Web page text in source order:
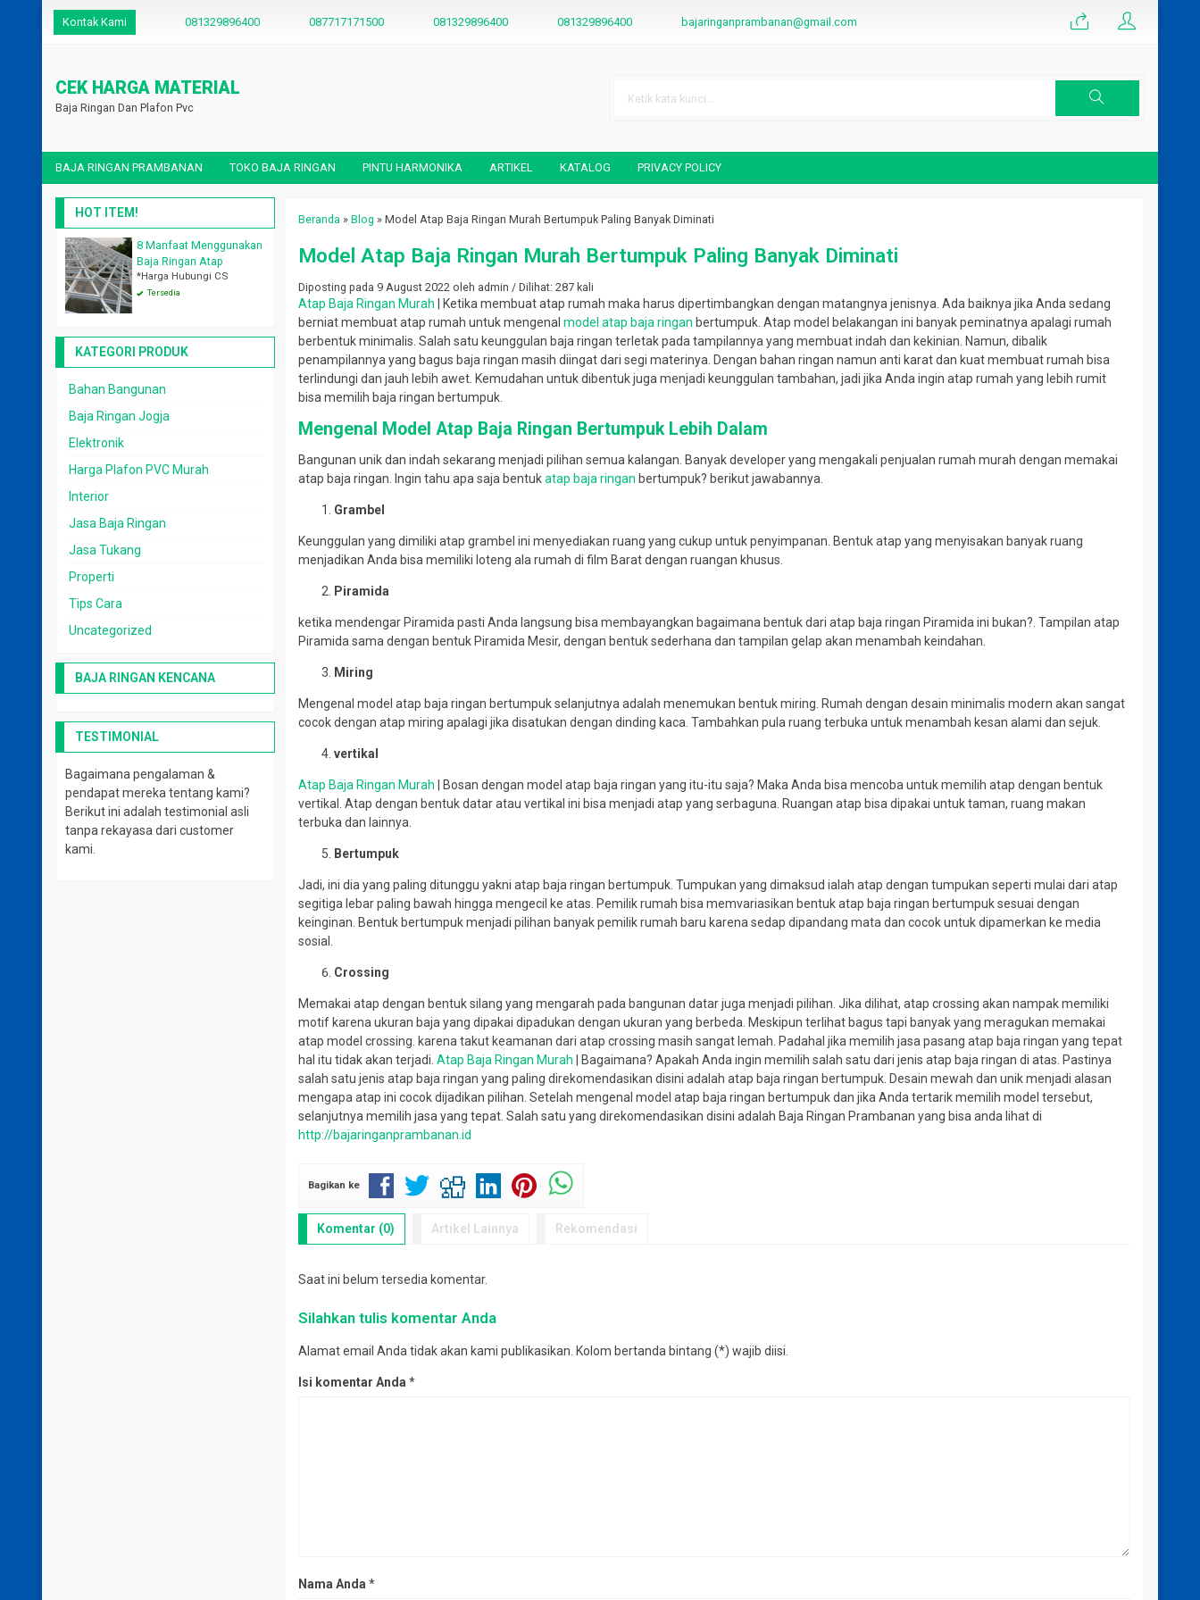
Kontak Kami 081329896400 087717171500 081329896400 081329896400 bajaringanprambanan@gmail.com
CEK HARGA MATERIAL
Baja Ringan Dan Plafon Pvc
BAJA RINGAN PRAMBANAN TOKO BAJA RINGAN PINTU HARMONIKA ARTIKEL KATALOG PRIVACY POLICY
Beranda »Blog »Model Atap Baja Ringan Murah Bertumpuk Paling Banyak Diminati
Model Atap Baja Ringan Murah Bertumpuk Paling Banyak Diminati
Diposting pada 9 August 2022 oleh admin / Dilihat: 287 kali
Atap Baja Ringan Murah | Ketika membuat atap rumah maka harus dipertimbangkan dengan matangnya jenisnya. Ada baiknya jika Anda sedang
berniat membuat atap rumah untuk mengenalmodel atap baja ringan bertumpuk. Atap model belakangan ini banyak peminatnya apalagi rumah
berbentuk minimalis. Salah satu keunggulan baja ringan terletak pada tampilannya yang membuat indah dan kekinian. Namun, dibalik
penampilannya yang bagus baja ringan masih diingat dari segi materinya. Dengan bahan ringan namun anti karat dan kuat membuat rumah bisa
terlindungi dan jauh lebih awet. Kemudahan untuk dibentuk juga menjadi keunggulan tambahan, jadi jika Anda ingin atap rumah yang lebih rumit
bisa memilih baja ringan bertumpuk.
Mengenal Model Atap Baja Ringan Bertumpuk Lebih Dalam
Bangunan unik dan indah sekarang menjadi pilihan semua kalangan. Banyak developer yang mengakali penjualan rumah murah dengan memakai
atap baja ringan. Ingin tahu apa saja bentukatap baja ringan bertumpuk? berikut jawabannya.
Grambel
Keunggulan yang dimiliki atap grambel ini menyediakan ruang yang cukup untuk penyimpanan. Bentuk atap yang menyisakan banyak ruang
menjadikan Anda bisa memiliki loteng ala rumah di film Barat dengan ruangan khusus.
Piramida
ketika mendengar Piramida pasti Anda langsung bisa membayangkan bagaimana bentuk dari atap baja ringan Piramida ini bukan?. Tampilan atap
Piramida sama dengan bentuk Piramida Mesir, dengan bentuk sederhana dan tampilan gelap akan menambah keindahan.
Miring
Mengenal model atap baja ringan bertumpuk selanjutnya adalah menemukan bentuk miring. Rumah dengan desain minimalis modern akan sangat
cocok dengan atap miring apalagi jika disatukan dengan dinding kaca. Tambahkan pula ruang terbuka untuk menambah kesan alami dan sejuk.
vertikal
Atap Baja Ringan Murah | Bosan dengan model atap baja ringan yang itu-itu saja? Maka Anda bisa mencoba untuk memilih atap dengan bentuk
vertikal. Atap dengan bentuk datar atau vertikal ini bisa menjadi atap yang serbaguna. Ruangan atap bisa dipakai untuk taman, ruang makan
terbuka dan lainnya.
Bertumpuk
Jadi, ini dia yang paling ditunggu yakni atap baja ringan bertumpuk. Tumpukan yang dimaksud ialah atap dengan tumpukan seperti mulai dari atap
segitiga lebar paling bawah hingga mengecil ke atas. Pemilik rumah bisa memvariasikan bentuk atap baja ringan bertumpuk sesuai dengan
keinginan. Bentuk bertumpuk menjadi pilihan banyak pemilik rumah baru karena sedap dipandang mata dan cocok untuk dipamerkan ke media
sosial.
Crossing
Memakai atap dengan bentuk silang yang mengarah pada bangunan datar juga menjadi pilihan. Jika dilihat, atap crossing akan nampak memiliki
motif karena ukuran baja yang dipakai dipadukan dengan ukuran yang berbeda. Meskipun terlihat bagus tapi banyak yang meragukan memakai
atap model crossing. karena takut keamanan dari atap crossing masih sangat lemah. Padahal jika memilih jasa pasang atap baja ringan yang tepat
hal itu tidak akan terjadi. Atap Baja Ringan Murah | Bagaimana? Apakah Anda ingin memilih salah satu dari jenis atap baja ringan di atas. Pastinya
salah satu jenis atap baja ringan yang paling direkomendasikan disini adalah atap baja ringan bertumpuk. Desain mewah dan unik menjadi alasan
mengapa atap ini cocok dijadikan pilihan. Setelah mengenal model atap baja ringan bertumpuk dan jika Anda tertarik memilih model tersebut,
selanjutnya memilih jasa yang tepat. Salah satu yang direkomendasikan disini adalah Baja Ringan Prambanan yang bisa anda lihat di
http://bajaringanprambanan.id
Bagikan ke
Komentar (0) Artikel Lainnya Rekomendasi
Saat ini belum tersedia komentar.
Silahkan tulis komentar Anda
Alamat email Anda tidak akan kami publikasikan. Kolom bertanda bintang (*) wajib diisi.
Isi komentar Anda *
Nama Anda *
HOT ITEM!
8 Manfaat Menggunakan
Baja Ringan Atap
*Harga Hubungi CS
Jasa Pasang Plafon Pvc Bergaransi
*Harga Hubungi CS
Tersedia
Daftar Harga Plafon PVC Terbaru 2025
Rp 155.000
Harga Granit Semua Ukuran Terbaru
Bulan April 2023
Tersedia
Harga Beton Ready Mix K 300 Terbaru
Mei 2025
KATEGORI PRODUK
Bahan Bangunan
Baja Ringan Jogja
Elektronik
Harga Plafon PVC Murah
Interior
Jasa Baja Ringan
Jasa Tukang
Properti
Tips Cara
Uncategorized
BAJA RINGAN KENCANA
TESTIMONIAL
Bagaimana pengalaman &
pendapat mereka tentang kami?
Berikut ini adalah testimonial asli
tanpa rekayasa dari customer
kami.